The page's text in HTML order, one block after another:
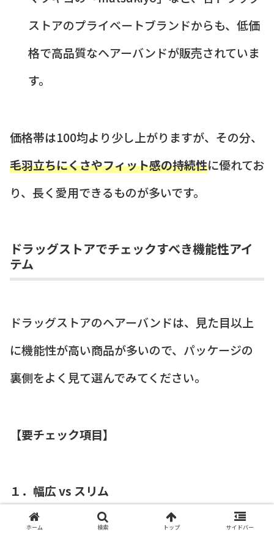
ストアのプライベートブランドからも、低価
格で高品質なヘアーバンドが販売されていま
す。
価格帯は100均より少し上がりますが、その分、
毛羽立ちにくさやフィット感の持続性に優れてお
り、長く愛用できるものが多いです。
ドラッグストアでチェックすべき機能性アイ
テム
ドラッグストアのヘアーバンドは、見た目以上
に機能性が高い商品が多いので、パッケージの
裏側をよく見て選んでみてください。
【要チェック項目】
１．幅広 vs スリム
幅広タイプ
：前髪はもちろん、サイドの短い髪
ホーム 検索 トップ サイドバー